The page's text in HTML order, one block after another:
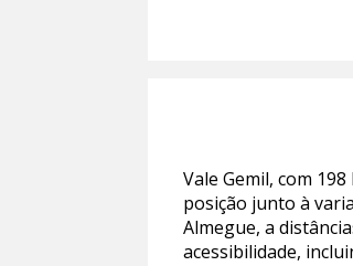
Vale Gemil, com
posição junto à
Almegue, a
acessibilidade,